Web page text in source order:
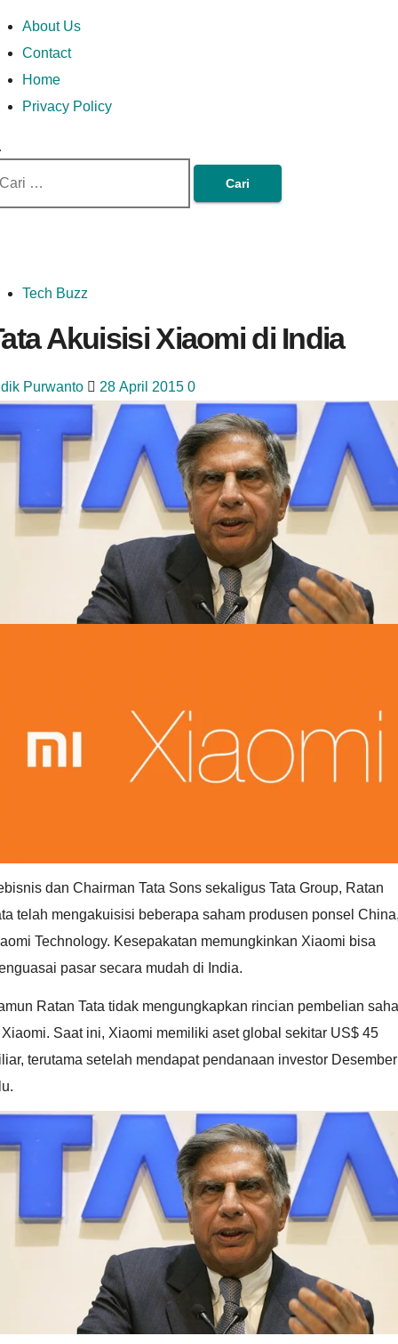
Money In Every
Way
In Every Way
About Us
Contact
Home
Privacy Policy
Tech Buzz
Akuisisi Xiaomi di India
Purwanto 28 April 2015 0
dan Chairman Tata Sons sekaligus Tata Group, Ratan
telah mengakuisisi beberapa saham produsen ponsel
Technology. Kesepakatan memungkinkan Xiaomi bisa
pasar secara mudah di India.
Ratan Tata tidak mengungkapkan rincian pembelian
Saat ini, Xiaomi memiliki aset global sekitar US$ 45
terutama setelah mendapat pendanaan investor Desember